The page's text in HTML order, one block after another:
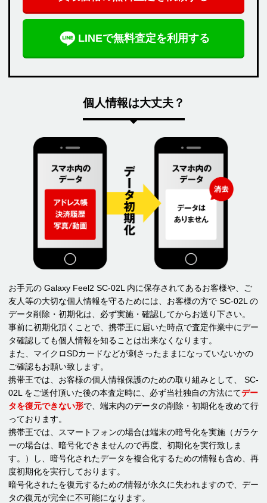
LINEで無料査定を利用する
個人情報は大丈夫？
お手元の Galaxy Feel2 SC-02L 内に保存されてあるお客様や、ご
友人等の大切な個人情報を守るためには、お客様の方で SC-02L の
データ削除・初期化は、必ず実施・確認してからお送り下さい。
事前に初期化頂くことで、携帯王に届いた時点で査定作業中にデー
タ確認しても個人情報を知ることは出来なくなります。
また、マイクロSDカードなどが刺さったままになっていないかの
ご確認もお願い致します。
携帯王では、お客様の個人情報保護のための取り組みとして、 SC-
02L をご送付頂いた後の本査定時に、必ず当社独自の方法にてデー
タを復元できない形で、端末内のデータの削除・初期化を改めて行
っております。
携帯王では、スマートフォンの場合は端末の暗号化を実施（ガラケ
ーの場合は、暗号化できませんので再度、初期化を実行致しま
す。）し、暗号化されたデータを複合化するための情報も含め、再
度初期化を実行しております。
暗号化されたを復元するための情報が永久に失われますので、デー
タの復元が完全に不可能になります。